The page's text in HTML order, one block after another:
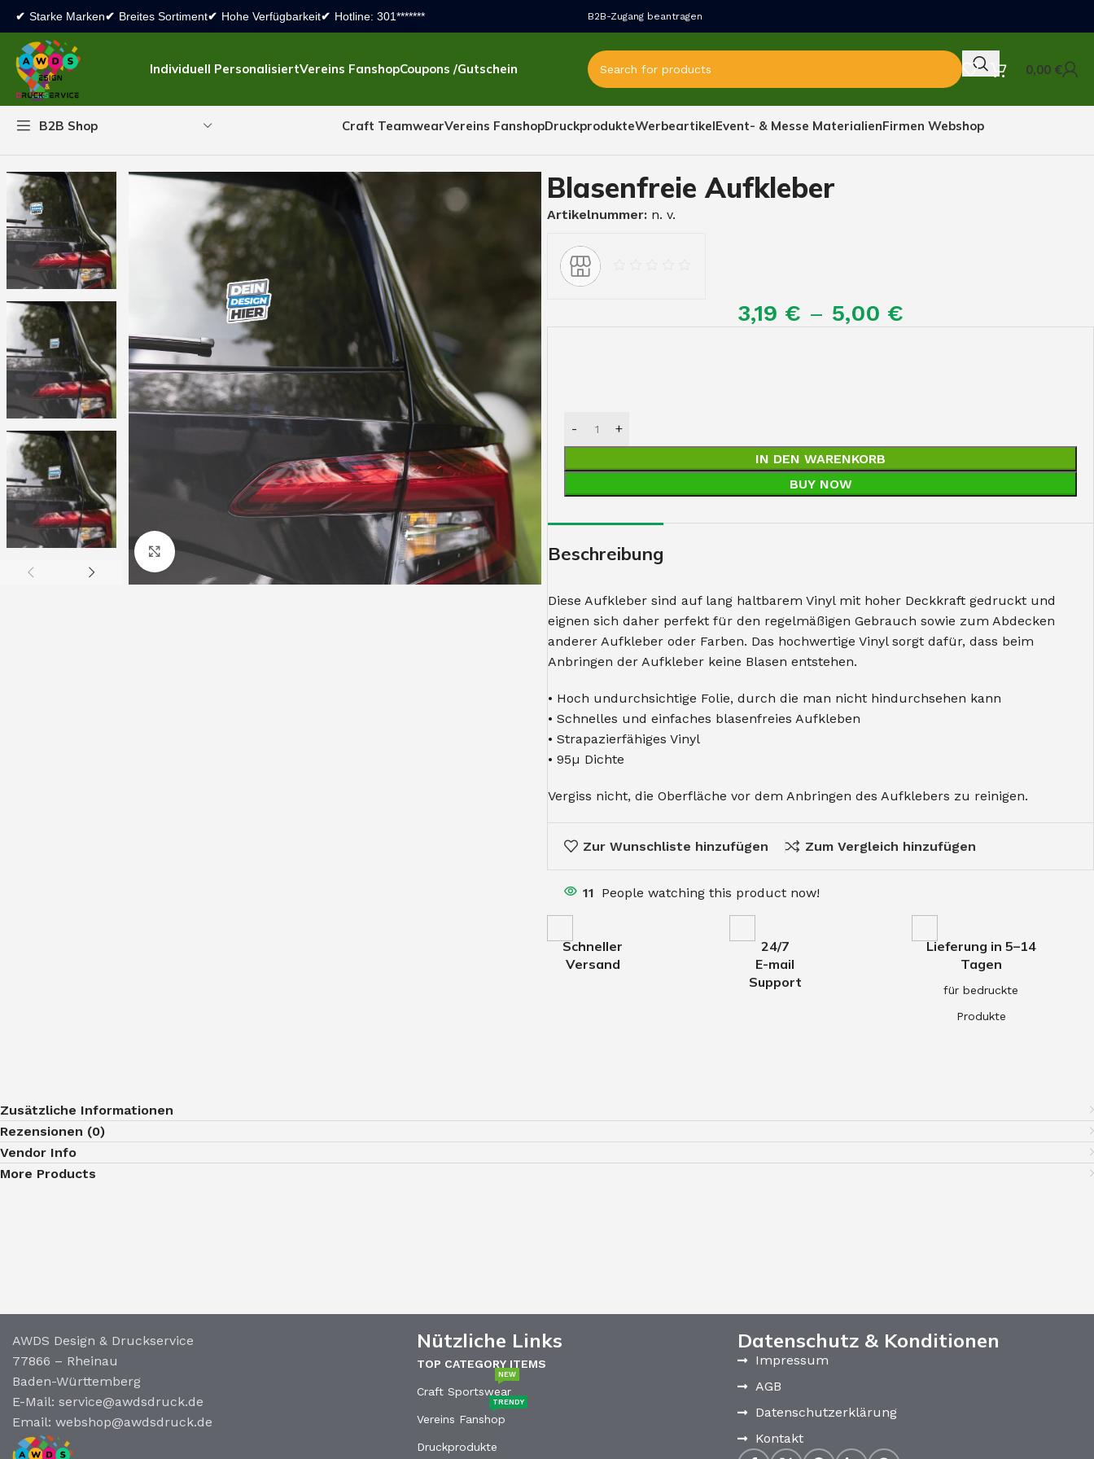
✔ Starke Marken✔ Breites Sortiment✔ Hohe Verfügbarkeit✔ Hotline: 301******* B2B-Zugang beantragen
Individuell PersonalisiertVereins FanshopCoupons /Gutschein 0,00 €
B2B Shop Craft TeamwearVereins FanshopDruckprodukteWerbeartikelEvent- & Messe MaterialienFirmen Webshop
Start Druckprodukte
Click to enlarge
Blasenfreie Aufkleber
Artikelnummer: n. v.
3,19 € – 5,00 €
IN DEN WARENKORB
BUY NOW
Beschreibung
Diese Aufkleber sind auf lang haltbarem Vinyl mit hoher Deckkraft gedruckt und
eignen sich daher perfekt für den regelmäßigen Gebrauch sowie zum Abdecken
anderer Aufkleber oder Farben. Das hochwertige Vinyl sorgt dafür, dass beim
Anbringen der Aufkleber keine Blasen entstehen.
• Hoch undurchsichtige Folie, durch die man nicht hindurchsehen kann
• Schnelles und einfaches blasenfreies Aufkleben
• Strapazierfähiges Vinyl
• 95µ Dichte
Vergiss nicht, die Oberfläche vor dem Anbringen des Aufklebers zu reinigen.
Zur Wunschliste hinzufügen Zum Vergleich hinzufügen
11 People watching this product now!
Schneller
Versand
24/7
E-mail
Support
Lieferung in 5–14
Tagen
für bedruckte
Produkte
Zusätzliche Informationen
Rezensionen (0)
Vendor Info
More Products
AWDS Design & Druckservice
77866 – Rheinau
Baden-Württemberg
E-Mail: service@awdsdruck.de
Email: webshop@awdsdruck.de
Nützliche Links
TOP CATEGORY ITEMS
Craft Sportswear
NEW
Vereins Fanshop
TRENDY
Druckprodukte
Datenschutz & Konditionen
Impressum
AGB
Datenschutzerklärung
Kontakt